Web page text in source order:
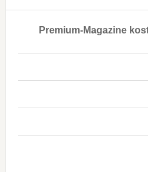
Premium-Magazine